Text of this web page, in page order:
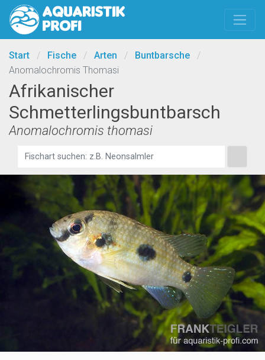
Start / Fische / Arten / Buntbarsche
/
Anomalochromis Thomasi
Afrikanischer
Schmetterlingsbuntbarsch
Anomalochromis thomasi